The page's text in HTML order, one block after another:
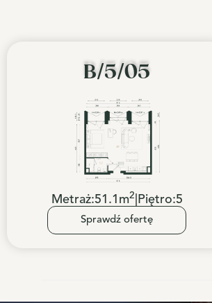
B/5/05
Metraż:51.1 m2 Piętro:5
Sprawdź ofertę